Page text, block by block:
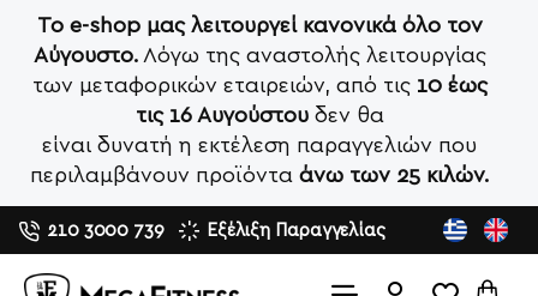
Το e-shop μας λειτουργεί κανονικά όλο τον
Αύγουστο.Λόγω της αναστολής λειτουργίας
των μεταφορικών εταιρειών, από τις 10 έως
τις 16 Αυγούστουδεν θα
είναι δυνατή η εκτέλεση παραγγελιών που
περιλαμβάνουν προϊόντα άνω των 25 κιλών.
210 3000 739 Εξέλιξη Παραγγελίας